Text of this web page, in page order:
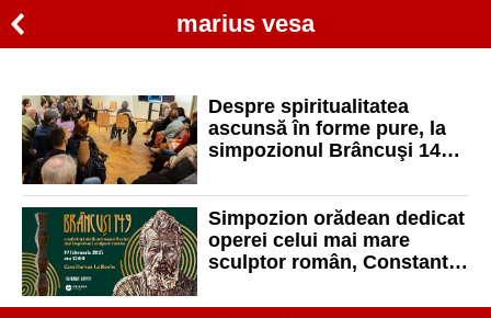
marius vesa
Despre spiritualitatea
ascunsă în forme pure, la
simpozionul Brâncuşi 149,
Roche
Simpozion orădean dedicat
operei celui mai mare
sculptor român, Constantin